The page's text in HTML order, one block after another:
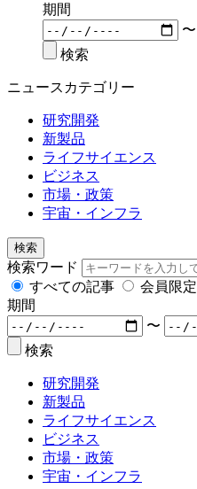
期間
〜
検索
ニュースカテゴリー
研究開発
新製品
ライフサイエンス
ビジネス
市場・政策
宇宙・インフラ
検索
検索ワード
すべての記事
会員限
期間
〜
検索
研究開発
新製品
ライフサイエンス
ビジネス
市場・政策
宇宙・インフラ